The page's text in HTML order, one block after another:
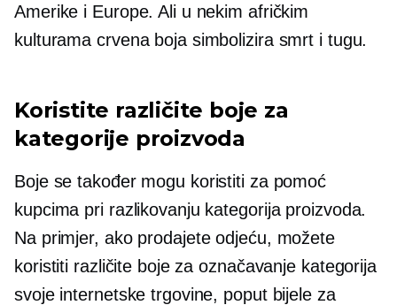
Amerike i Europe. Ali u nekim afričkim
kulturama crvena boja simbolizira smrt i tugu.
Koristite različite boje za
kategorije proizvoda
Boje se također mogu koristiti za pomoć
kupcima pri razlikovanju kategorija proizvoda.
Na primjer, ako prodajete odjeću, možete
koristiti različite boje za označavanje kategorija
svoje internetske trgovine, poput bijele za